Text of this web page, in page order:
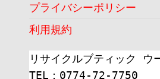
プライバシーポリシー
利用規約
リサイクルブティック ウ
TEL：0774-72-7750